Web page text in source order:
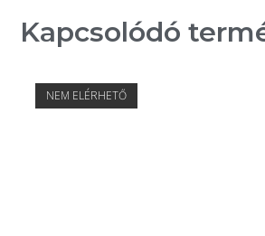
Kapcsolódó
NEM ELÉRHETŐ